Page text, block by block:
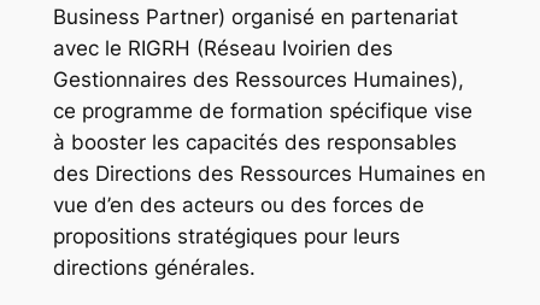
Business Partner) organisé en partenariat
avec le RIGRH (Réseau Ivoirien des
Gestionnaires des Ressources Humaines),
ce programme de formation spécifique vise
à booster les capacités des responsables
des Directions des Ressources Humaines en
vue d’en des acteurs ou des forces de
propositions stratégiques pour leurs
directions générales.